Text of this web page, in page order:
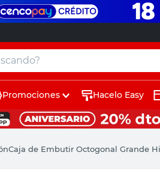
Promociones Hacelo Easy
Caja de Embutir Octogonal Grande